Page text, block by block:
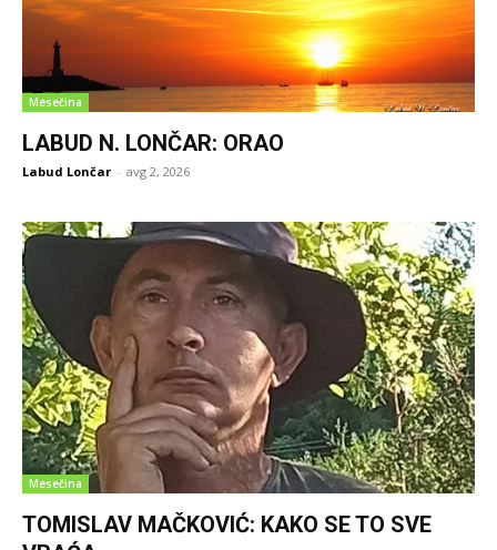
Mesečina
LABUD N. LONČAR: ORAO
Labud Lončar - avg 2, 2026
Mesečina
TOMISLAV MAČKOVIĆ: KAKO SE TO SVE